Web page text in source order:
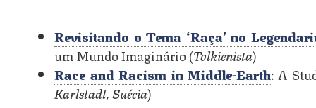
Revisitando o Tema ‘Raça’ no
um Mundo Imaginário (Tolkienista)
Race and Racism in Middle-Earth: A
Karlstadt, Suécia)